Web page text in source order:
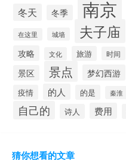
冬天 冬季 南京
在这里 城墙 夫子庙
攻略 文化 旅游 时间
景区
景点 梦幻西游
疫情 的人 的是 秦淮
自己的 诗人 费用
猜你想看的文章